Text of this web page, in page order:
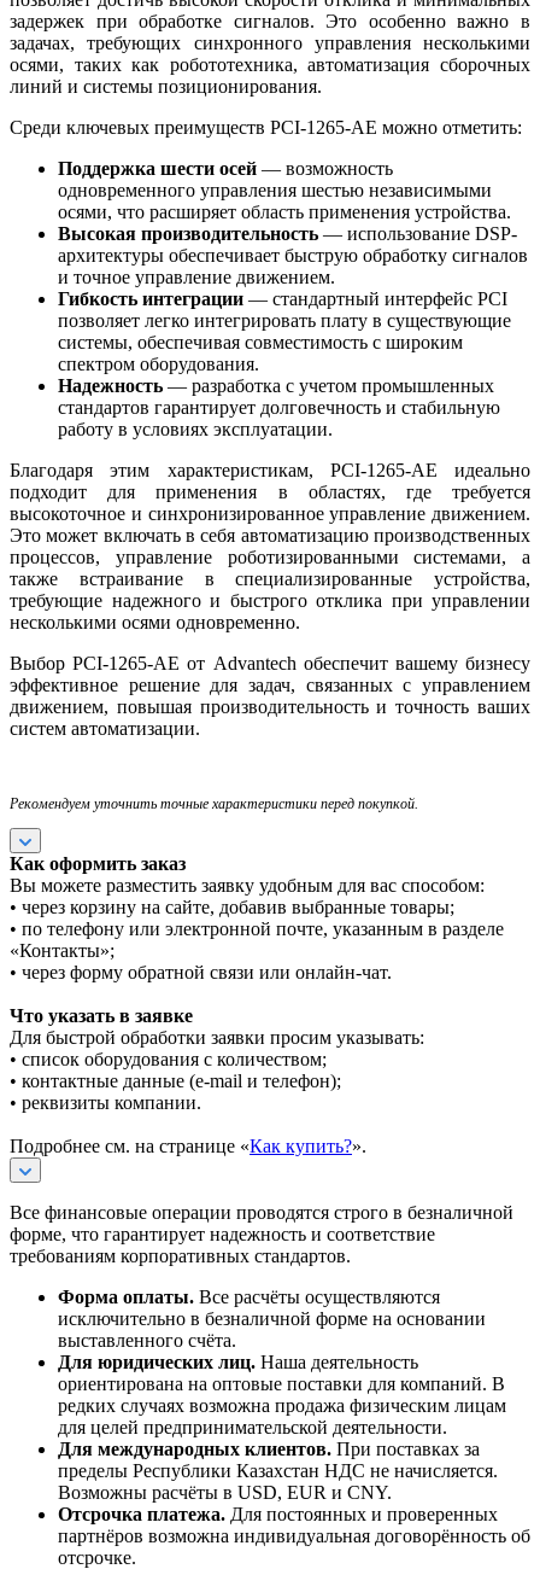
задержек при обработке сигналов. Это особенно важно в
задачах, требующих синхронного управления несколькими
осями, таких как робототехника, автоматизация сборочных
линий и системы позиционирования.
Среди ключевых преимуществ PCI-1265-AE можно отметить:
Поддержка шести осей — возможность
одновременного управления шестью независимыми
осями, что расширяет область применения устройства.
Высокая производительность — использование DSP-
архитектуры обеспечивает быструю обработку сигналов
и точное управление движением.
Гибкость интеграции — стандартный интерфейс PCI
позволяет легко интегрировать плату в существующие
системы, обеспечивая совместимость с широким
спектром оборудования.
Надежность — разработка с учетом промышленных
стандартов гарантирует долговечность и стабильную
работу в условиях эксплуатации.
Благодаря этим характеристикам, PCI-1265-AE идеально
подходит для применения в областях, где требуется
высокоточное и синхронизированное управление движением.
Это может включать в себя автоматизацию производственных
процессов, управление роботизированными системами, а
также встраивание в специализированные устройства,
требующие надежного и быстрого отклика при управлении
несколькими осями одновременно.
Выбор PCI-1265-AE от Advantech обеспечит вашему бизнесу
эффективное решение для задач, связанных с управлением
движением, повышая производительность и точность ваших
систем автоматизации.
Рекомендуем уточнить точные характеристики перед покупкой.
Как оформить заказ
Вы можете разместить заявку удобным для вас способом:
• через корзину на сайте, добавив выбранные товары;
• по телефону или электронной почте, указанным в разделе
«Контакты»;
• через форму обратной связи или онлайн-чат.
Что указать в заявке
Для быстрой обработки заявки просим указывать:
• список оборудования с количеством;
• контактные данные (e-mail и телефон);
• реквизиты компании.
Подробнее см. на странице «Как купить?».
Все финансовые операции проводятся строго в безналичной
форме, что гарантирует надежность и соответствие
требованиям корпоративных стандартов.
Форма оплаты. Все расчёты осуществляются
исключительно в безналичной форме на основании
выставленного счёта.
Для юридических лиц. Наша деятельность
ориентирована на оптовые поставки для компаний. В
редких случаях возможна продажа физическим лицам
для целей предпринимательской деятельности.
Для международных клиентов. При поставках за
пределы Республики Казахстан НДС не начисляется.
Возможны расчёты в USD, EUR и CNY.
Отсрочка платежа. Для постоянных и проверенных
партнёров возможна индивидуальная договорённость об
отсрочке.